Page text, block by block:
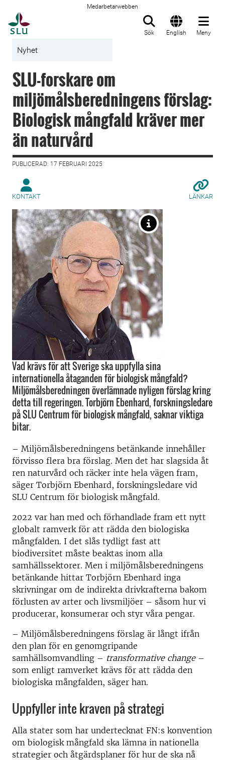
Medarbetarwebben
Sök English Meny
Nyhet
SLU-forskare om
miljömålsberedningens förslag:
Biologisk mångfald kräver mer
än naturvård
PUBLICERAD: 17 FEBRUARI 2025
KONTAKT LÄNKAR
Vad krävs för att Sverige ska uppfylla sina
internationella åtaganden för biologisk mångfald?
Miljömålsberedningen överlämnade nyligen förslag kring
detta till regeringen. Torbjörn Ebenhard, forskningsledare
på SLU Centrum för biologisk mångfald, saknar viktiga
bitar.
– Miljömålsberedningens betänkande innehåller
förvisso flera bra förslag. Men det har slagsida åt
ren naturvård och räcker inte hela vägen fram,
säger Torbjörn Ebenhard, forskningsledare vid
SLU Centrum för biologisk mångfald.
2022 var han med och förhandlade fram ett nytt
globalt ramverk för att rädda den biologiska
mångfalden. I det slås tydligt fast att
biodiversitet måste beaktas inom alla
samhällssektorer. Men i miljömålsberedningens
betänkande hittar Torbjörn Ebenhard inga
skrivningar om de indirekta drivkrafterna bakom
förlusten av arter och livsmiljöer – såsom hur vi
producerar, konsumerar och styr våra pengar.
– Miljömålsberedningens förslag är långt ifrån
den plan för en genomgripande
samhällsomvandling – transformative change–
som enligt ramverket krävs för att rädda den
biologiska mångfalden, säger han.
Uppfyller inte kraven på strategi
Alla stater som har undertecknat FN:s konvention
om biologisk mångfald ska lämna in nationella
strategier och åtgärdsplaner för hur de ska nå